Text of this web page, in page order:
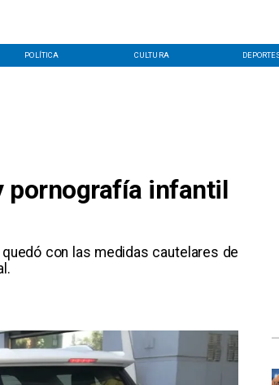
POLÍTICA CULTURA
pornografía infantil
con las medidas cautelares de